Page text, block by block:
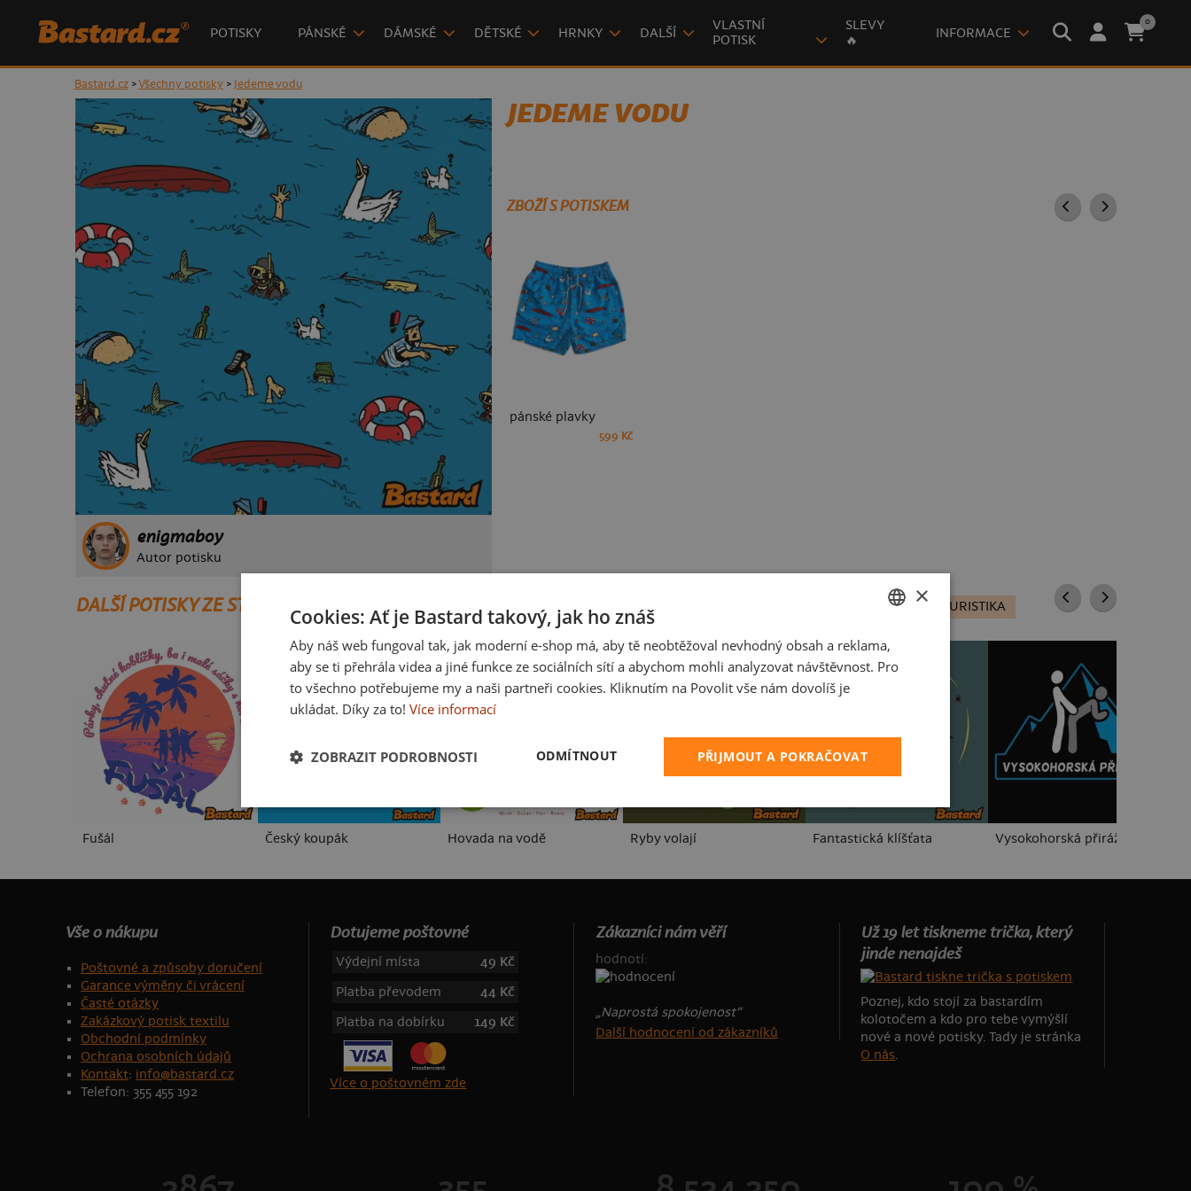
POTISKY PÁNSKÉ DÁMSKÉ DĚTSKÉ HRNKY DALŠÍ
VLASTNÍ
POTISK
SLEVY
🔥
INFORMACE
0
Bastard.cz>Všechny potisky> Jedeme vodu
enigmaboy
Autor potisku
JEDEME VODU
ZBOŽÍ S POTISKEM
pánské plavky
599 Kč
DALŠÍ POTISKY ZE STEJNÉ KATEGORIE NA VODĚ TURISTIKA
Fušál Český koupák Hovada na vodě Ryby volají Fantastická klíšťata Vysokohorská přirážka
Vše o nákupu
Poštovné a způsoby doručení
Garance výměny či vrácení
Časté otázky
Zakázkový potisk textilu
Obchodní podmínky
Ochrana osobních údajů
Kontakt: info@bastard.cz
Telefon: 355 455 192
Dotujeme poštovné
Výdejní místa
49 Kč
Platba převodem
44 Kč
Platba na dobírku
149 Kč
Více o poštovném zde
Zákazníci nám věří
hodnotí:
„Naprostá spokojenost“
Další hodnocení od zákazníků
Už 19 let tiskneme trička, který
jinde nenajdeš
Poznej, kdo stojí za bastardím
kolotočem a kdo pro tebe vymýšlí
nové a nové potisky. Tady je stránka
O nás.
CZECH
SLOVAK
×
Cookies: Ať je Bastard takový, jak ho znáš
Aby náš web fungoval tak, jak moderní e-shop má, aby tě neobtěžoval nevhodný obsah a reklama,
aby se ti přehrála videa a jiné funkce ze sociálních sítí a abychom mohli analyzovat návštěvnost. Pro
to všechno potřebujeme my a naši partneři cookies. Kliknutím na Povolit vše nám dovolíš je
ukládat. Díky za to! Více informací
PŘIJMOUT A POKRAČOVAT
ODMÍTNOUT
ZOBRAZIT PODROBNOSTI